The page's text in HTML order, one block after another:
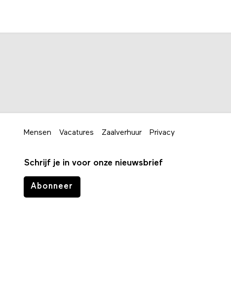
Mensen Vacatures Zaalverhuur Privacy
Schrijf je in voor onze nieuwsbrief
Abonneer